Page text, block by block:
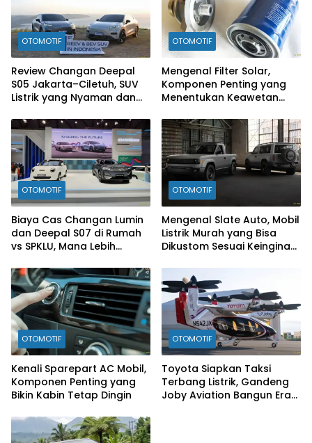
OTOMOTIF
Review Changan Deepal
S05 Jakarta–Ciletuh, SUV
Listrik yang Nyaman dan
OTOMOTIF
Mengenal Filter Solar,
Komponen Penting yang
Menentukan Keawetan
OTOMOTIF
Biaya Cas Changan Lumin
dan Deepal S07 di Rumah
vs SPKLU, Mana Lebih
OTOMOTIF
Mengenal Slate Auto, Mobil
Listrik Murah yang Bisa
Dikustom Sesuai Keinginan
OTOMOTIF
Kenali Sparepart AC Mobil,
Komponen Penting yang
Bikin Kabin Tetap Dingin
OTOMOTIF
Toyota Siapkan Taksi
Terbang Listrik, Gandeng
Joby Aviation Bangun Era